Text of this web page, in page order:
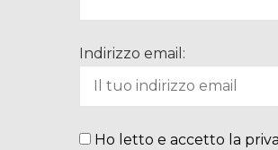
Indirizzo email:
Ho letto e accetto la